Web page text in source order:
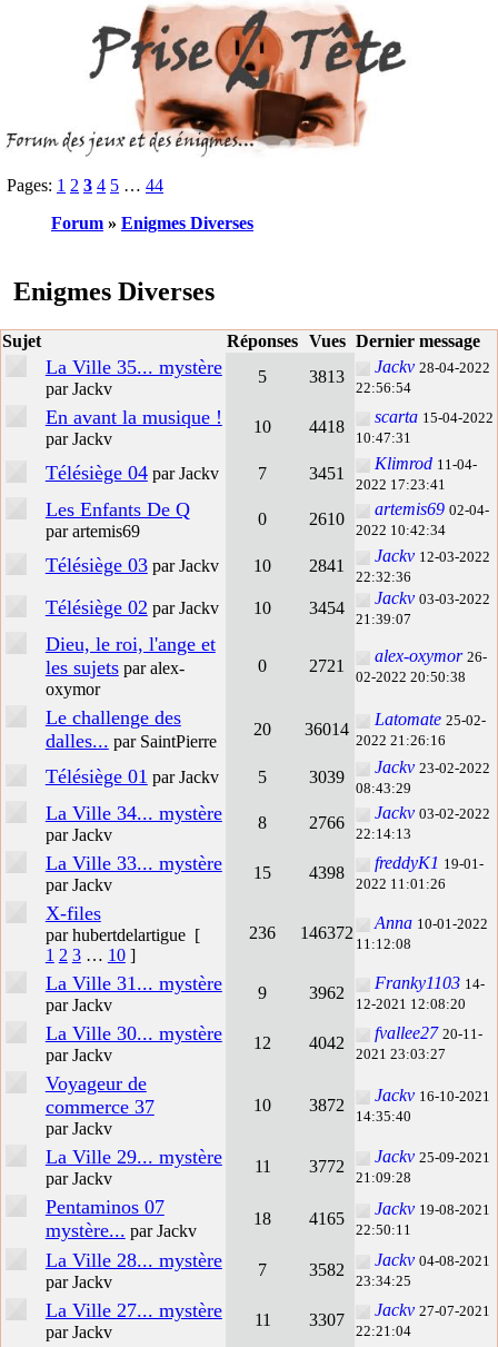
Pages: 1 2 3 4 5 … 44
Forum » Enigmes Diverses
Enigmes Diverses
Sujet Réponses Vues Dernier message
La Ville 35... mystère
par Jackv
5 3813
Jackv 28-04-2022
22:56:54
En avant la musique !
par Jackv
10 4418
scarta 15-04-2022
10:47:31
Télésiège 04 par Jackv 7 3451
Klimrod 11-04-
2022 17:23:41
Les Enfants De Q
par artemis69
0 2610
artemis69 02-04-
2022 10:42:34
Télésiège 03 par Jackv 10 2841
Jackv 12-03-2022
22:32:36
Télésiège 02 par Jackv 10 3454
Jackv 03-03-2022
21:39:07
Dieu, le roi, l'ange et
les sujets par alex-
oxymor
0 2721
alex-oxymor 26-
02-2022 20:50:38
Le challenge des
dalles... par SaintPierre
20 36014
Latomate 25-02-
2022 21:26:16
Télésiège 01 par Jackv 5 3039
Jackv 23-02-2022
08:43:29
La Ville 34... mystère
par Jackv
8 2766
Jackv 03-02-2022
22:14:13
La Ville 33... mystère
par Jackv
15 4398
freddyK1 19-01-
2022 11:01:26
X-files
par hubertdelartigue[
1 2 3… 10]
236 146372
Anna 10-01-2022
11:12:08
La Ville 31... mystère
par Jackv
9 3962
Franky1103 14-
12-2021 12:08:20
La Ville 30... mystère
par Jackv
12 4042
fvallee27 20-11-
2021 23:03:27
Voyageur de
commerce 37
par Jackv
10 3872
Jackv 16-10-2021
14:35:40
La Ville 29... mystère
par Jackv
11 3772
Jackv 25-09-2021
21:09:28
Pentaminos 07
mystère... par Jackv
18 4165
Jackv 19-08-2021
22:50:11
La Ville 28... mystère
par Jackv
7 3582
Jackv 04-08-2021
23:34:25
La Ville 27... mystère
par Jackv
11 3307
Jackv 27-07-2021
22:21:04